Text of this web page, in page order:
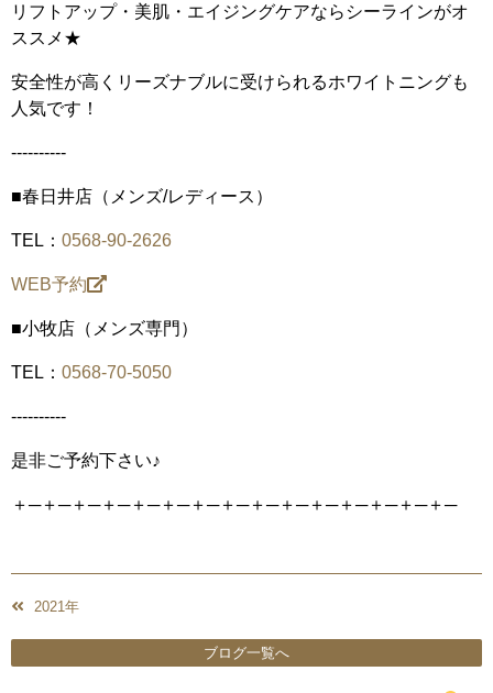
リフトアップ・美肌・エイジングケアならシーラインがオ
ススメ★
安全性が高くリーズナブルに受けられるホワイトニングも
人気です！
----------
■春日井店（メンズ/レディース）
TEL： 0568-90-2626
WEB予約
■小牧店（メンズ専門）
TEL： 0568-70-5050
----------
是非ご予約下さい♪
＋─＋─＋─＋─＋─＋─＋─＋─＋─＋─＋─＋─＋─＋─＋─
2021年
ブログ一覧へ